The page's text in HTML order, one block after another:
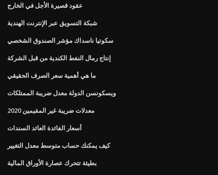
عقود قصيرة الأجل في الخارج
شبكة التسويق عبر الإنترنت الهندية
سكوتيا ناسداك مؤشر الصندوق الشخصي
إنتاج رمال النفط الكندية من قبل الشركة
ما هي أهمية سعر الصرف الحقيقي
ويسكونسن الدولة معدل ضريبة الممتلكات
معدلات ضريبة غير المقيمين 2020
أسعار الفائدة العائد السندات
كيف يمكنك حساب متوسط ​​معدل التغيير
بطيئة تتحرك عصارة الأوراق المالية